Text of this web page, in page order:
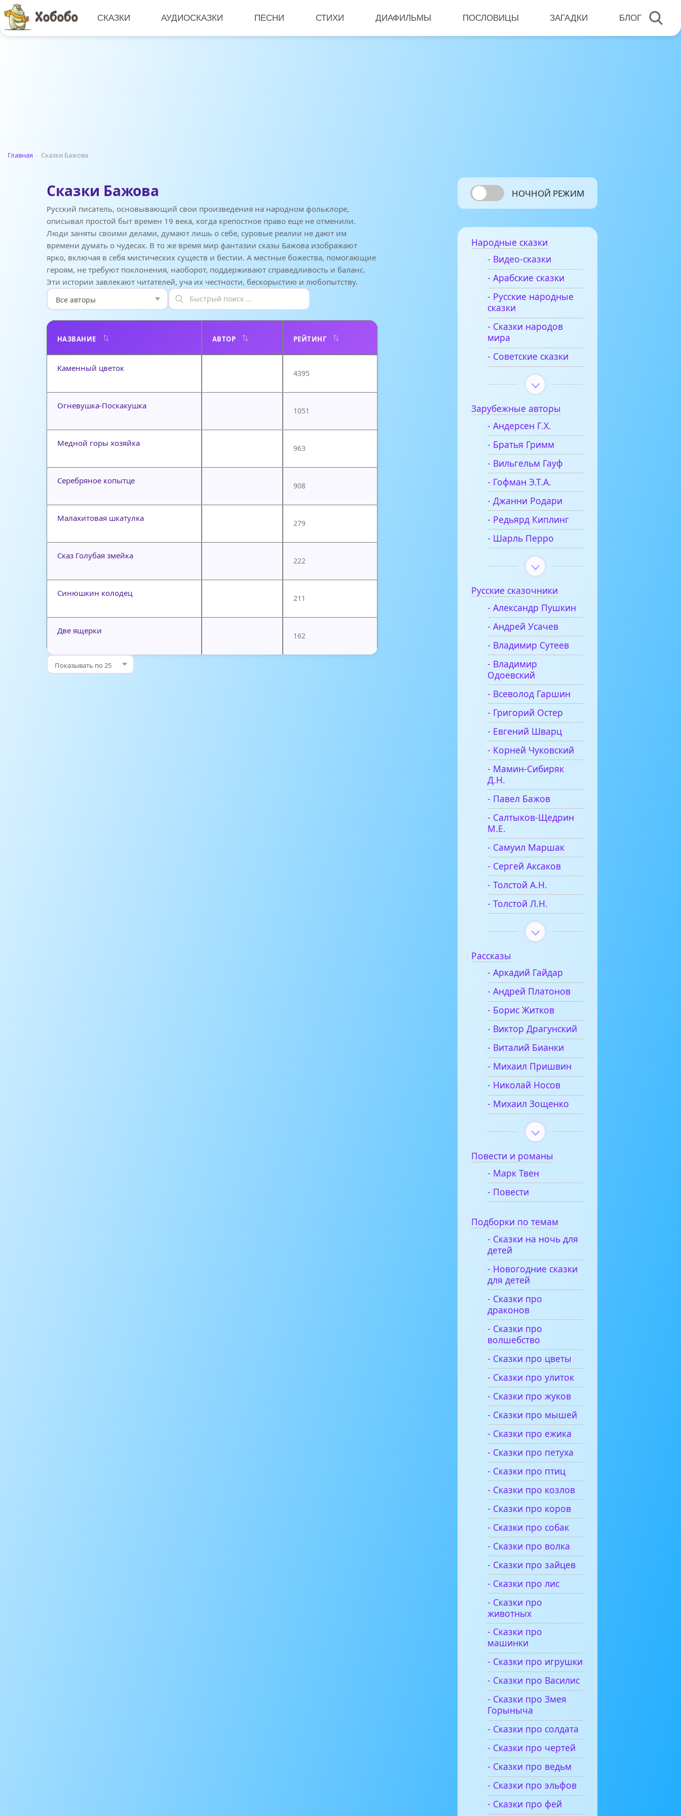
СКАЗКИ АУДИОСКАЗКИ ПЕСНИ СТИХИ ДИАФИЛЬМЫ ПОСЛОВИЦЫ ЗАГАДКИ БЛОГ
Главная › Сказки Бажова
Сказки Бажова
Русский писатель, основывающий свои произведения на народном фольклоре,
описывал простой быт времен 19 века, когда крепостное право еще не отменили.
Люди заняты своими делами, думают лишь о себе, суровые реалии не дают им
времени думать о чудесах. В то же время мир фантазии сказы Бажова изображают
ярко, включая в себя мистических существ и бестии. А местные божества, помогающие
героям, не требуют поклонения, наоборот, поддерживают справедливость и баланс.
Эти истории завлекают читателей, уча их честности, бескорыстию и любопытству.
НАЗВАНИЕ АВТОР РЕЙТИНГ
Каменный цветок
4395
Огневушка-Поскакушка
1051
Медной горы хозяйка
963
Серебряное копытце
908
Малахитовая шкатулка
279
Сказ Голубая змейка
222
Синюшкин колодец
211
Две ящерки
162
НОЧНОЙ РЕЖИМ
Народные сказки
- Видео-сказки
- Арабские сказки
- Русские народные
сказки
- Сказки народов
мира
- Советские сказки
Зарубежные авторы
- Андерсен Г.Х.
- Братья Гримм
- Вильгельм Гауф
- Гофман Э.Т.А.
- Джанни Родари
- Редьярд Киплинг
- Шарль Перро
Русские сказочники
- Александр Пушкин
- Андрей Усачев
- Владимир Сутеев
- Владимир
Одоевский
- Всеволод Гаршин
- Григорий Остер
- Евгений Шварц
- Корней Чуковский
- Мамин-Сибиряк
Д.Н.
- Павел Бажов
- Салтыков-Щедрин
М.Е.
- Самуил Маршак
- Сергей Аксаков
- Толстой А.Н.
- Толстой Л.Н.
Рассказы
- Аркадий Гайдар
- Андрей Платонов
- Борис Житков
- Виктор Драгунский
- Виталий Бианки
- Михаил Пришвин
- Николай Носов
- Михаил Зощенко
Повести и романы
- Марк Твен
- Повести
Подборки по темам
- Сказки на ночь для
детей
- Новогодние сказки
для детей
- Сказки про
драконов
- Сказки про
волшебство
- Сказки про цветы
- Сказки про улиток
- Сказки про жуков
- Сказки про мышей
- Сказки про ежика
- Сказки про петуха
- Сказки про птиц
- Сказки про козлов
- Сказки про коров
- Сказки про собак
- Сказки про волка
- Сказки про зайцев
- Сказки про лис
- Сказки про
животных
- Сказки про
машинки
- Сказки про игрушки
- Сказки про Василис
- Сказки про Змея
Горыныча
- Сказки про солдата
- Сказки про чертей
- Сказки про ведьм
- Сказки про эльфов
- Сказки про фей